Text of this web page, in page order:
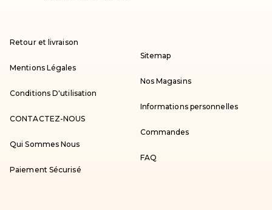
Retour et livraison
Mentions Légales
Conditions D'utilisation
CONTACTEZ-NOUS
Qui Sommes Nous
Paiement Sécurisé
Sitemap
Nos Magasins
Informations personnelles
Commandes
FAQ